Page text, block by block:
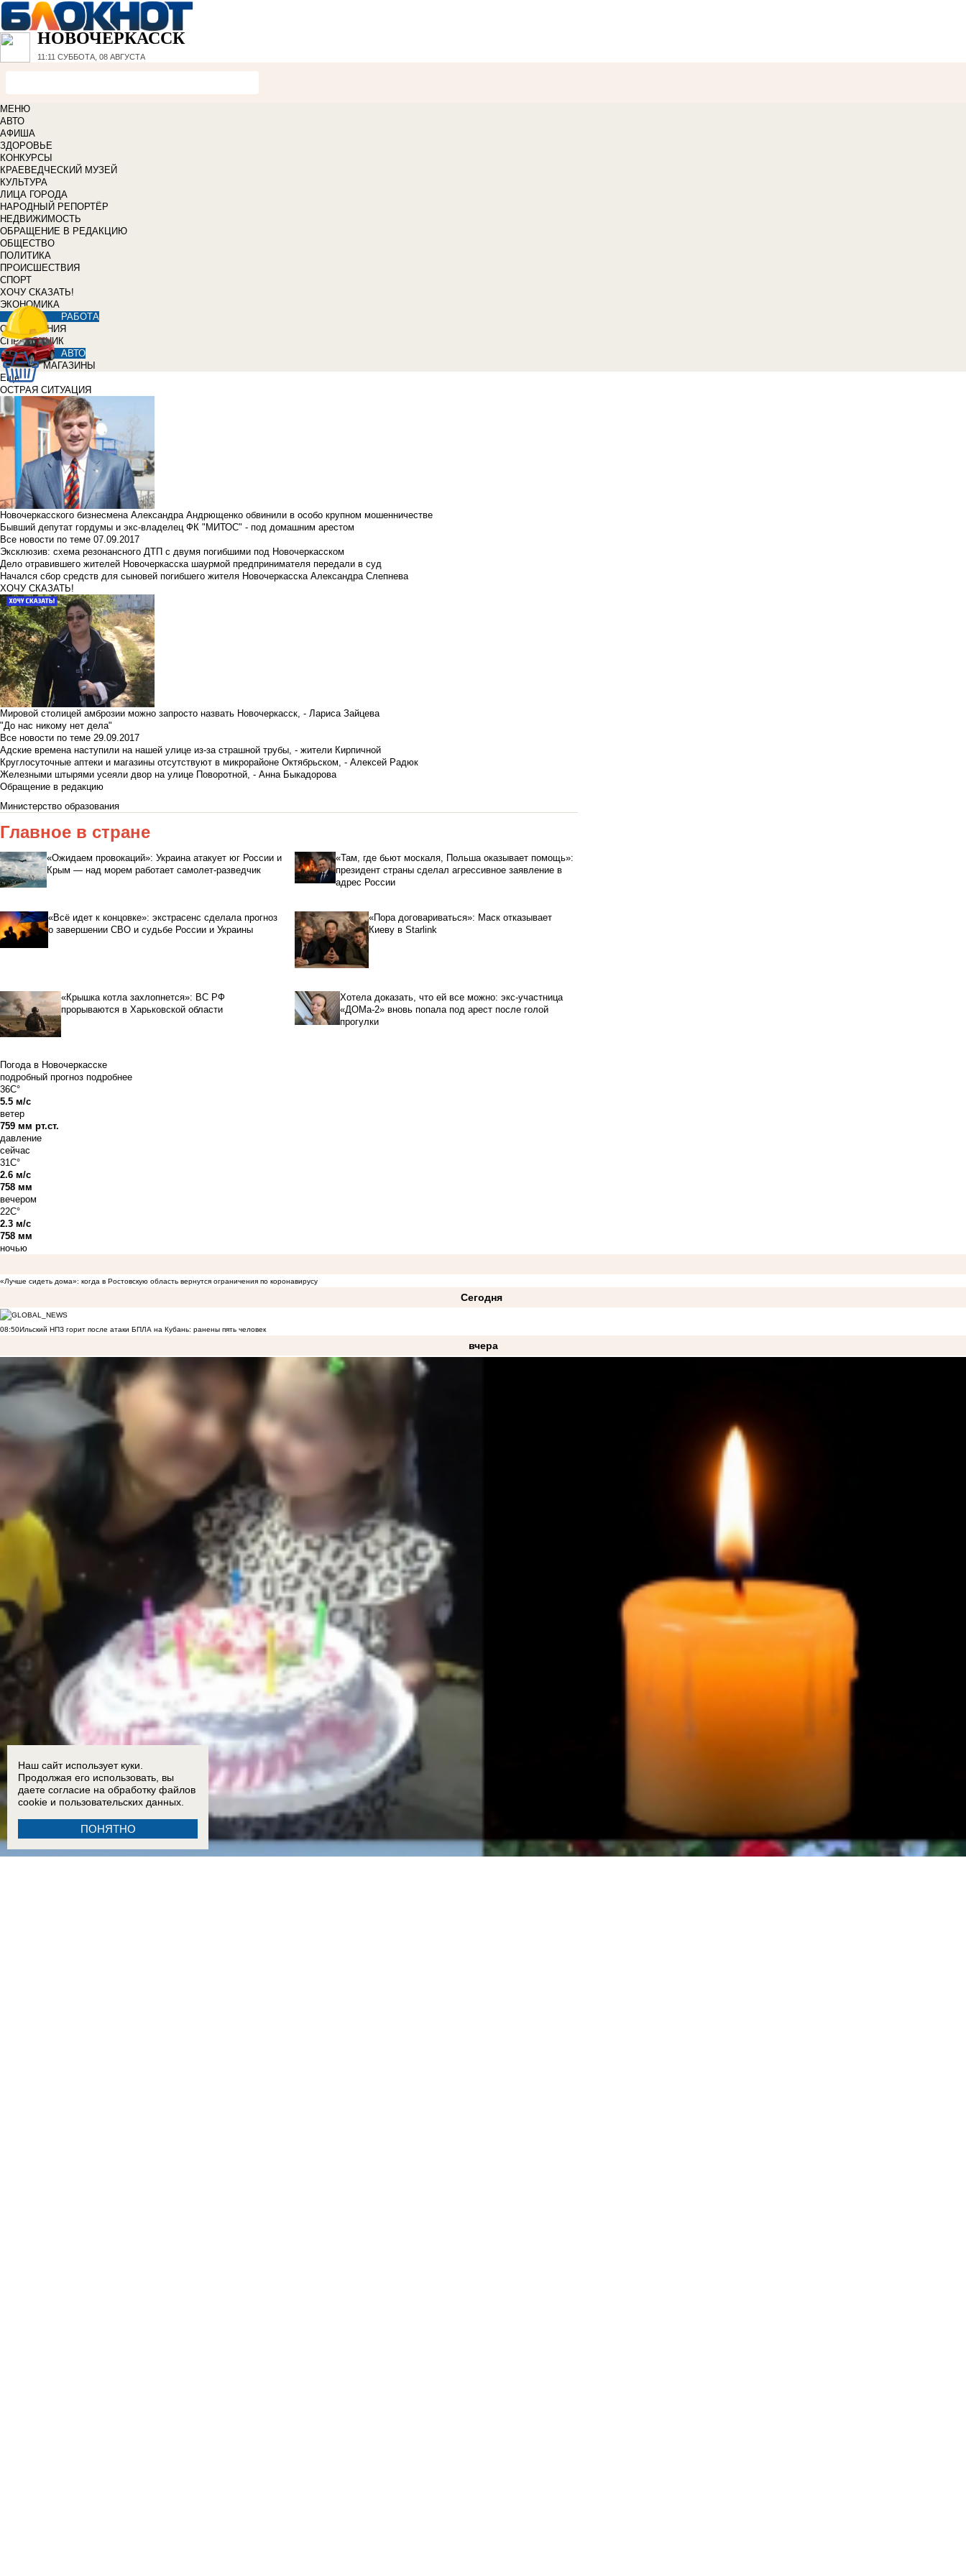
НОВОЧЕРКАССК
11:11 СУББОТА, 08 АВГУСТА
МЕНЮ
АВТО
АФИША
ЗДОРОВЬЕ
КОНКУРСЫ
КРАЕВЕДЧЕСКИЙ МУЗЕЙ
КУЛЬТУРА
ЛИЦА ГОРОДА
НАРОДНЫЙ РЕПОРТЁР
НЕДВИЖИМОСТЬ
ОБРАЩЕНИЕ В РЕДАКЦИЮ
ОБЩЕСТВО
ПОЛИТИКА
ПРОИСШЕСТВИЯ
СПОРТ
ХОЧУ СКАЗАТЬ!
ЭКОНОМИКА
РАБОТА
ОБЪЯВЛЕНИЯ
СПРАВОЧНИК
АВТО
МАГАЗИНЫ
Еще
ОСТРАЯ СИТУАЦИЯ
Новочеркасского бизнесмена Александра Андрющенко обвинили в особо крупном мошенничестве
Бывший депутат гордумы и экс-владелец ФК "МИТОС" - под домашним арестом
Все новости по теме 07.09.2017
Эксклюзив: схема резонансного ДТП с двумя погибшими под Новочеркасском
Дело отравившего жителей Новочеркасска шаурмой предпринимателя передали в суд
Начался сбор средств для сыновей погибшего жителя Новочеркасска Александра Слепнева
ХОЧУ СКАЗАТЬ!
Мировой столицей амброзии можно запросто назвать Новочеркасск, - Лариса Зайцева
"До нас никому нет дела"
Все новости по теме 29.09.2017
Адские времена наступили на нашей улице из-за страшной трубы, - жители Кирпичной
Круглосуточные аптеки и магазины отсутствуют в микрорайоне Октябрьском, - Алексей Радюк
Железными штырями усеяли двор на улице Поворотной, - Анна Быкадорова
Обращение в редакцию
Министерство образования
Главное в стране
«Ожидаем провокаций»: Украина атакует юг России и
Крым — над морем работает самолет-разведчик
«Там, где бьют москаля, Польша оказывает помощь»:
президент страны сделал агрессивное заявление в
адрес России
«Всё идет к концовке»: экстрасенс сделала прогноз
о завершении СВО и судьбе России и Украины
«Пора договариваться»: Маск отказывает
Киеву в Starlink
«Крышка котла захлопнется»: ВС РФ
прорываются в Харьковской области
Хотела доказать, что ей все можно: экс-участница
«ДОМа-2» вновь попала под арест после голой
прогулки
Погода в Новочеркасске
подробный прогноз подробнее
36C°
5.5 м/с
ветер
759 мм рт.ст.
давление
сейчас
31C°
2.6 м/с
758 мм
вечером
22C°
2.3 м/с
758 мм
ночью
«Лучше сидеть дома»: когда в Ростовскую область вернутся ограничения по коронавирусу
Сегодня
08:50Ильский НПЗ горит после атаки БПЛА на Кубань: ранены пять человек
вчера
Наш сайт использует куки.
Продолжая его использовать, вы
даете согласие на обработку файлов
cookie и пользовательских данных.
ПОНЯТНО